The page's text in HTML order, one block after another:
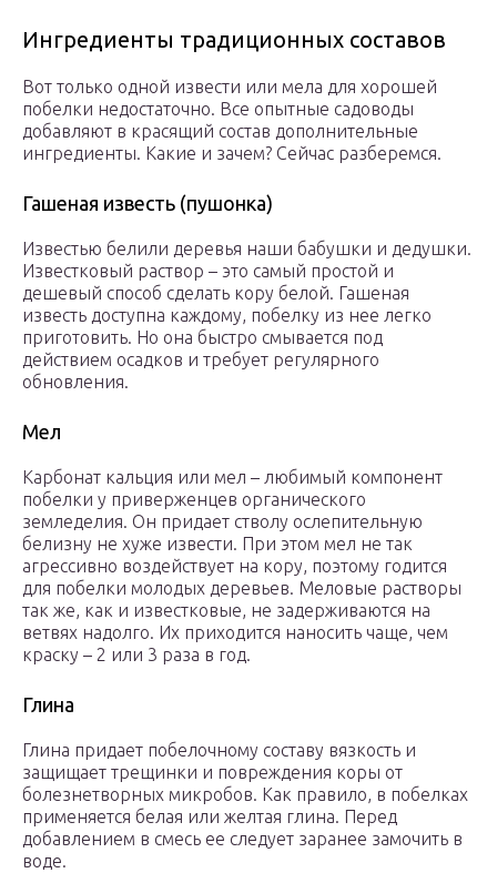
Ингредиенты традиционных составов
Вот только одной извести или мела для хорошей
побелки недостаточно. Все опытные садоводы
добавляют в красящий состав дополнительные
ингредиенты. Какие и зачем? Сейчас разберемся.
Гашеная известь (пушонка)
Известью белили деревья наши бабушки и дедушки.
Известковый раствор – это самый простой и
дешевый способ сделать кору белой. Гашеная
известь доступна каждому, побелку из нее легко
приготовить. Но она быстро смывается под
действием осадков и требует регулярного
обновления.
Мел
Карбонат кальция или мел – любимый компонент
побелки у приверженцев органического
земледелия. Он придает стволу ослепительную
белизну не хуже извести. При этом мел не так
агрессивно воздействует на кору, поэтому годится
для побелки молодых деревьев. Меловые растворы
так же, как и известковые, не задерживаются на
ветвях надолго. Их приходится наносить чаще, чем
краску – 2 или 3 раза в год.
Глина
Глина придает побелочному составу вязкость и
защищает трещинки и повреждения коры от
болезнетворных микробов. Как правило, в побелках
применяется белая или желтая глина. Перед
добавлением в смесь ее следует заранее замочить в
воде.